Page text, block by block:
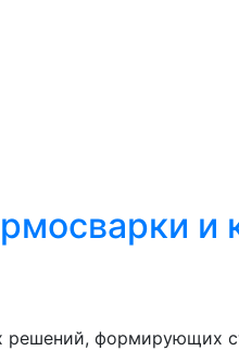
и
формирующих